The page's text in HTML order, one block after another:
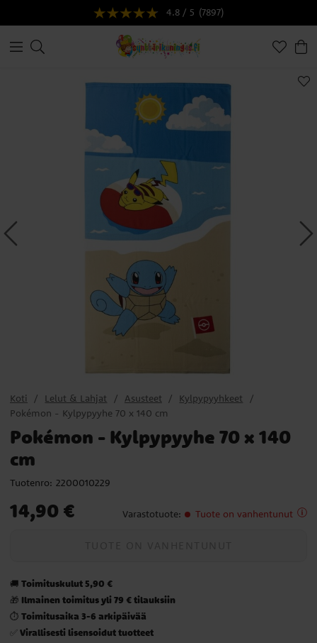
4.8 / 5 (7897)
Koti Lelut & Lahjat Asusteet
Kylpypyyhkeet
Pokémon - Kylpypyyhe 70 x 140 cm
Pokémon - Kylpypyyhe 70 x 140
cm
Tuotenro: 2200010229
Hinta :14,90 €
14,90 € Varastotuote: Tuote on vanhentunut
🚚 Toimituskulut 5,90 €
🎁 Ilmainen toimitus yli 79 € tilauksiin
⏱️ Toimitusaika 3-6 arkipäivää
✅ Virallisesti lisensoidut tuotteet